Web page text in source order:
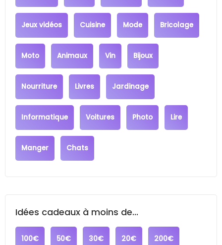
Jeux vidéos Cuisine Mode Bricolage
Moto Animaux Vin Bijoux
Nourriture Livres Jardinage
Informatique Voitures Photo Lire
Manger Chats
Idées cadeaux à moins de...
100€ 50€ 30€ 20€ 200€